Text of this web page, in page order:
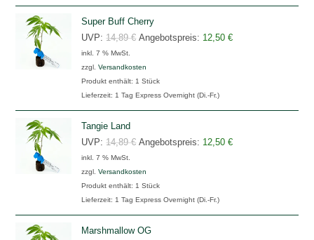
Super Buff Cherry
UVP: 14,89€ Ursprünglicher
war:
14,89 €
Angebotspreis: 12,50€Aktueller
inkl. 7 % MwSt.
zzgl.Versandkosten
Produkt enthält: 1Stück
Lieferzeit:1 Tag Express Overnight (Di.-Fr.)
Tangie Land
UVP: 14,89€ Ursprünglicher
war:
14,89 €
Angebotspreis: 12,50€Aktueller
inkl. 7 % MwSt.
zzgl.Versandkosten
Produkt enthält: 1Stück
Lieferzeit:1 Tag Express Overnight (Di.-Fr.)
Marshmallow OG